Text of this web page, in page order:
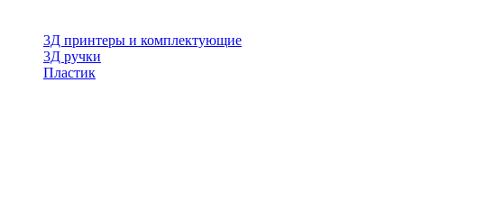
3Д принтеры и комплектующие
3Д ручки
Пластик